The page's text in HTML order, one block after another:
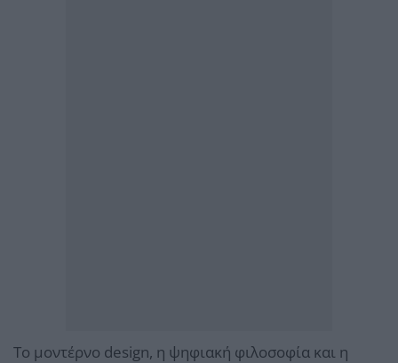
Το μοντέρνο design, η ψηφιακή φιλοσοφία και η